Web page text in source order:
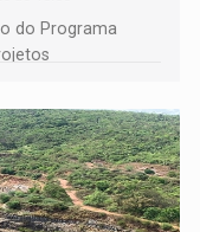
do Programa
feita até 1º de